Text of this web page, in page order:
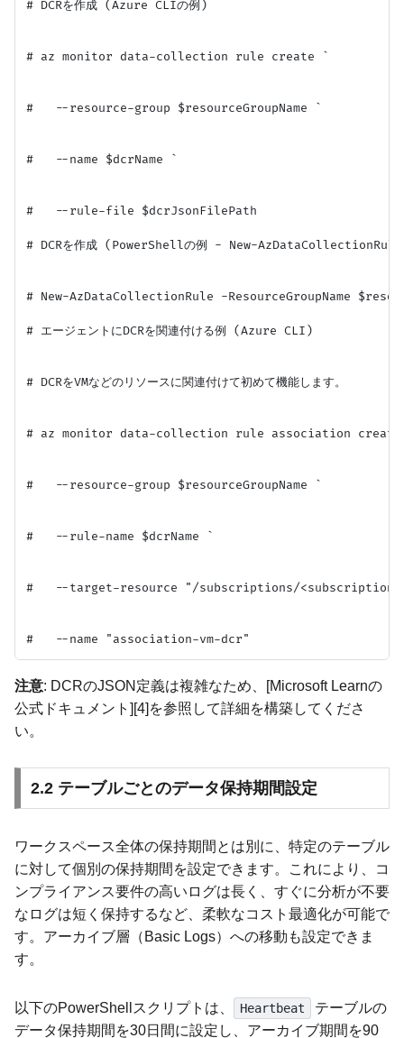
# DCRを作成 (Azure CLIの例)
# az monitor data-collection rule create `
#   --resource-group $resourceGroupName `
#   --name $dcrName `
#   --rule-file $dcrJsonFilePath
# DCRを作成 (PowerShellの例 - New-
# New-AzDataCollectionRule -ResourceGroupName
# エージェントにDCRを関連付ける例 (Azure CLI)
# DCRをVMなどのリソースに関連付けて初めて機能します。
# az monitor data-collection rule association
#   --resource-group $resourceGroupName `
#   --rule-name $dcrName `
#   --target-resource "/subscriptions/<subscriptionId>/
注意: DCRのJSON定義は複雑なため、[Microsoft Learnの
公式ドキュメント][4]を参照して詳細を構築してくださ
い。
2.2 テーブルごとのデータ保持期間設定
ワークスペース全体の保持期間とは別に、特定のテーブル
に対して個別の保持期間を設定できます。これにより、コ
ンプライアンス要件の高いログは長く、すぐに分析が不要
なログは短く保持するなど、柔軟なコスト最適化が可能で
す。アーカイブ層（Basic Logs）への移動も設定できま
す。
以下のPowerShellスクリプトは、 Heartbeat
テーブルの
データ保持期間を30日間に設定し、アーカイブ期間を90